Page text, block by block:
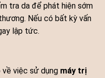
tra da để phát hiện sớm
Nếu có bất kỳ vấn
lập tức.
về việc sử dụng máy trị